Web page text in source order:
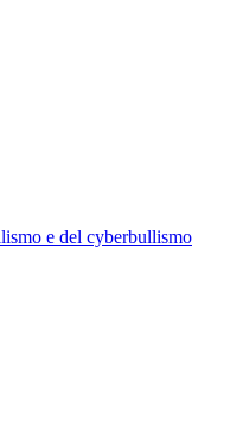
e del cyberbullismo